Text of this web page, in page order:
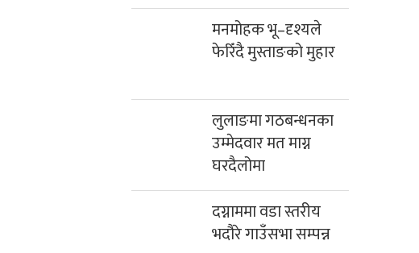
मनमोहक भू–दृश्यले
फेरिँदै मुस्ताङको मुहार
लुलाङमा गठबन्धनका
उम्मेदवार मत माग्न
घरदैलोमा
दग्नाममा वडा स्तरीय
भदौरे गाउँसभा सम्पन्न